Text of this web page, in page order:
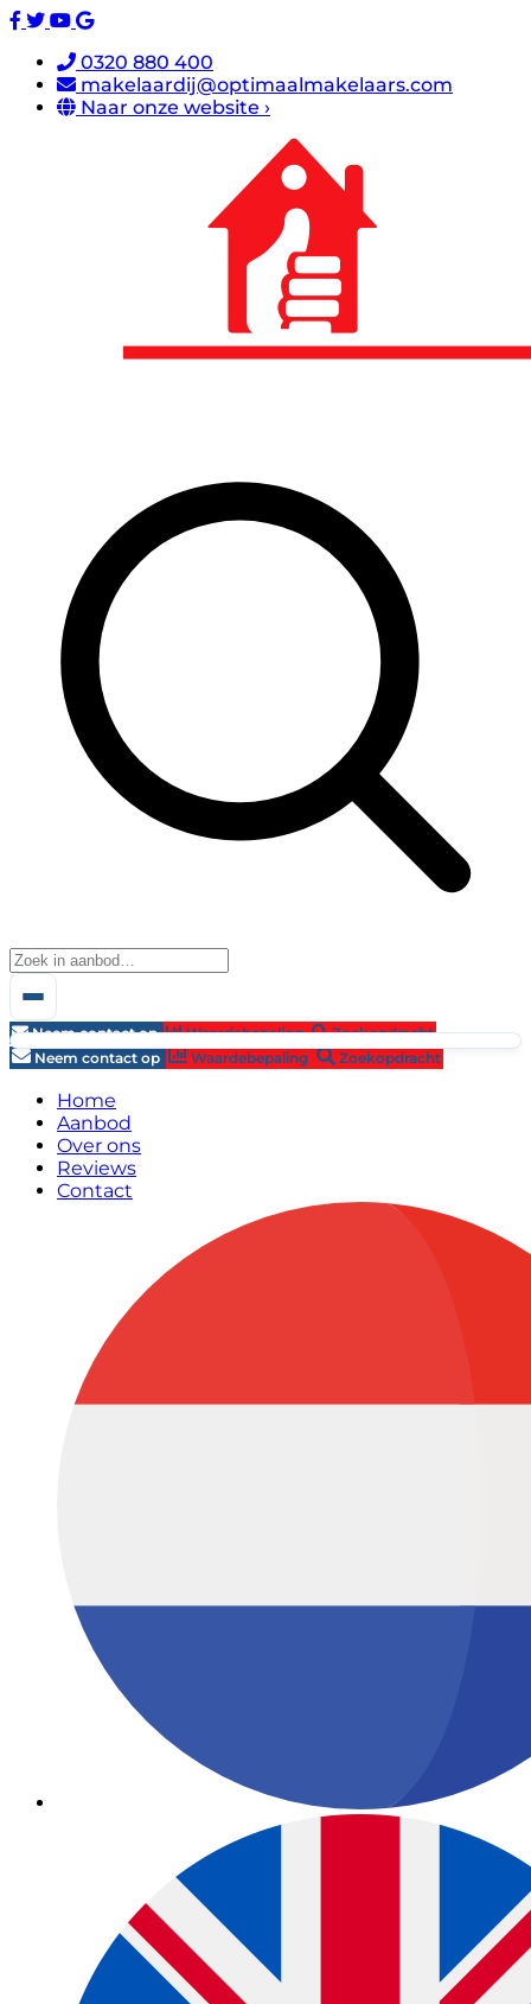
0320 880 400
makelaardij@optimaalmakelaars.com
Naar onze website ›
Neem contact op Waardebepaling
Zoekopdracht
Neem contact op
Waardebepaling Zoekopdracht
Home
Aanbod
Over ons
Reviews
Contact